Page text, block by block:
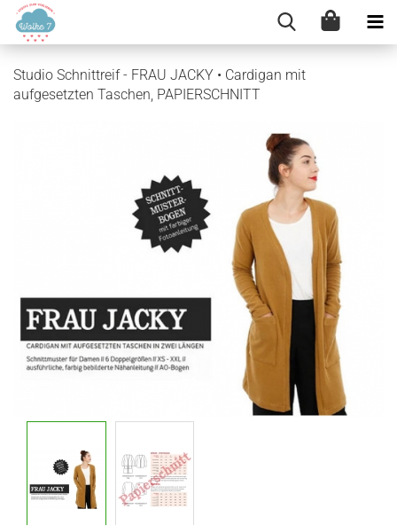
Studio Schnittreif - FRAU JACKY • Cardigan mit
aufgesetzten Taschen, PAPIERSCHNITT